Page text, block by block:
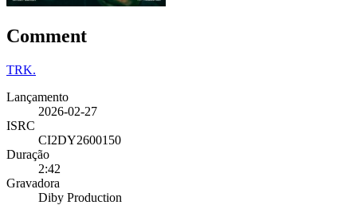
Comment
TRK.
Lançamento
2026-02-27
ISRC
CI2DY2600150
Duração
2:42
Gravadora
Diby Production